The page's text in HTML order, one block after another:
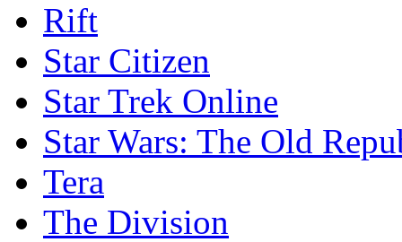
Rift
Star Citizen
Star Trek Online
Star Wars: The Old
Tera
The Division